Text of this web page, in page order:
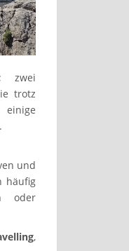
zwei
trotz
einige
und
häufig
oder
,